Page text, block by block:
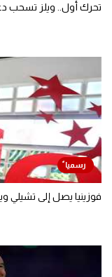
تحرك أول.. ويلز تسحب
فوزينيا يصل إلى تشيلي